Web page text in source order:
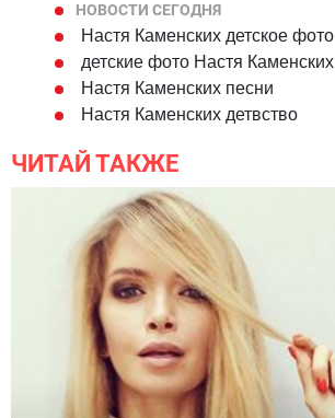
НОВОСТИ СЕГОДНЯ
Настя Каменских детское фото
детские фото Настя Каменских
Настя Каменских песни
Настя Каменских детвство
ЧИТАЙ ТАКЖЕ